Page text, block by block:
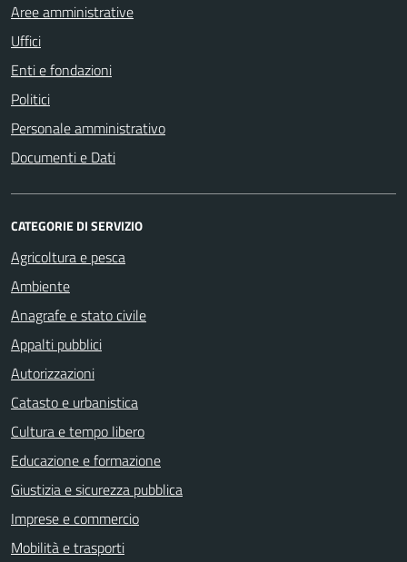
Aree amministrative
Uffici
Enti e fondazioni
Politici
Personale amministrativo
Documenti e Dati
CATEGORIE DI SERVIZIO
Agricoltura e pesca
Ambiente
Anagrafe e stato civile
Appalti pubblici
Autorizzazioni
Catasto e urbanistica
Cultura e tempo libero
Educazione e formazione
Giustizia e sicurezza pubblica
Imprese e commercio
Mobilità e trasporti